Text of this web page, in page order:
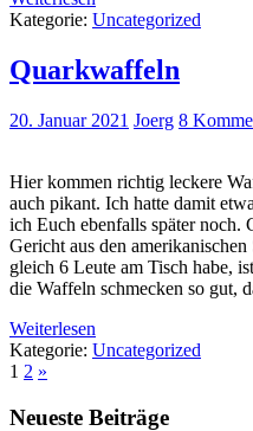
Kategorie: Uncategorized
Quarkwaffeln
20. Januar 2021 Joerg 8
Hier kommen richtig leckere
auch pikant. Ich hatte damit
ich Euch ebenfalls später noch.
Gericht aus den
gleich 6 Leute am Tisch habe,
die Waffeln schmecken so gut,
Weiterlesen
Kategorie: Uncategorized
1 2 »
Neueste Beiträge